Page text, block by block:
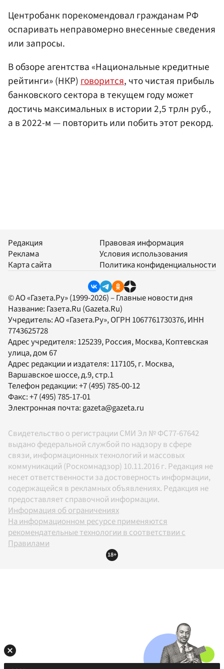
Центробанк порекомендовал гражданам РФ
оспаривать неправомерно внесенные сведения
или запросы.
В обзоре агентства «Национальные кредитные
рейтинги» (НКР)говорится, что чистая прибыль
банковского сектора в текущем году может
достичь максимальных в истории 2,5 трлн руб.,
а в 2022-м — повторить или побить этот рекорд.
Редакция
Реклама
Карта сайта
Правовая информация
Условия использования
Политика конфиденциальности
© АО «Газета.Ру» (1999-2026) – Главные новости дня
Название: Газета.Ru (Gazeta.Ru)
Учредитель:АО «Газета.Ру», ОГРН 1067761730376, ИНН
7743625728
Адрес учредителя: 125239, Россия, Москва, Коптевская
улица, дом 67
Адрес редакции и издателя: 117105, г. Москва,
Варшавское шоссе, д.9, стр.1
Телефон редакции:+7 (495) 785-00-12
Факс:+7 (495) 785-17-01
Электронная почта:gazeta@gazeta.ru
Свидетельство о регистрации СМИ Эл № ФС77-67642
выдано федеральной службой по надзору в сфере
связи, информационных технологий и массовых
коммуникаций (Роскомнадзор) 10.11.2016 г. Редакция не
несет ответственности за достоверность информации,
содержащейся в рекламных объявлениях. Редакция не
предоставляет справочной информации.
Информация об ограничениях
На информационном ресурсе применяются
рекомендательные технологии в соответствии с
Правилами
18+